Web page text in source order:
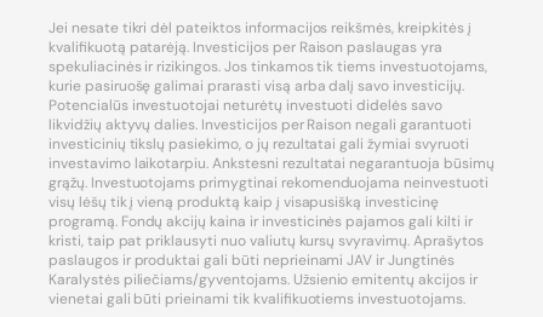
Jei nesate tikri dėl pateiktos informacijos reikšmės, kreipkitės į
kvalifikuotą patarėją. Investicijos per Raison paslaugas yra
spekuliacinės ir rizikingos. Jos tinkamos tik tiems investuotojams,
kurie pasiruošę galimai prarasti visą arba dalį savo investicijų.
Potencialūs investuotojai neturėtų investuoti didelės savo
likvidžių aktyvų dalies. Investicijos per Raison negali garantuoti
investicinių tikslų pasiekimo, o jų rezultatai gali žymiai svyruoti
investavimo laikotarpiu. Ankstesni rezultatai negarantuoja būsimų
grąžų. Investuotojams primygtinai rekomenduojama neinvestuoti
visų lėšų tik į vieną produktą kaip į visapusišką investicinę
programą. Fondų akcijų kaina ir investicinės pajamos gali kilti ir
kristi, taip pat priklausyti nuo valiutų kursų svyravimų. Aprašytos
paslaugos ir produktai gali būti neprieinami JAV ir Jungtinės
Karalystės piliečiams/gyventojams. Užsienio emitentų akcijos ir
vienetai gali būti prieinami tik kvalifikuotiems investuotojams.